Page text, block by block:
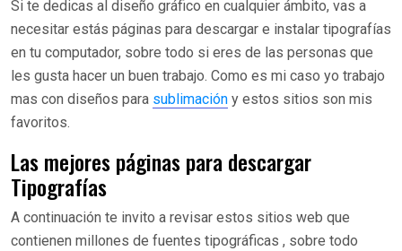
Si te dedicas al diseño gráfico en cualquier ámbito, vas a
necesitar estás páginas para descargar e instalar tipografías
en tu computador, sobre todo si eres de las personas que
les gusta hacer un buen trabajo. Como es mi caso yo trabajo
mas con diseños para sublimación y estos sitios son mis
favoritos.
Las mejores páginas para descargar
Tipografías
A continuación te invito a revisar estos sitios web que
contienen millones de fuentes tipográficas , sobre todo